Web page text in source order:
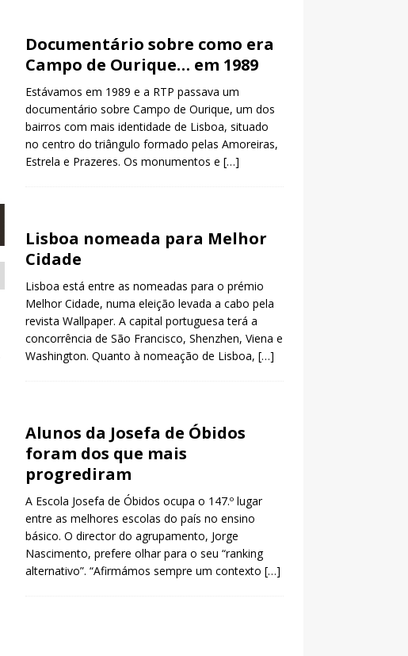
Documentário sobre como era
Campo de Ourique… em 1989
Estávamos em 1989 e a RTP passava um
documentário sobre Campo de Ourique, um dos
bairros com mais identidade de Lisboa, situado
no centro do triângulo formado pelas Amoreiras,
Estrela e Prazeres. Os monumentos e […]
Lisboa nomeada para Melhor
Cidade
Lisboa está entre as nomeadas para o prémio
Melhor Cidade, numa eleição levada a cabo pela
revista Wallpaper. A capital portuguesa terá a
concorrência de São Francisco, Shenzhen, Viena e
Washington. Quanto à nomeação de Lisboa, […]
Alunos da Josefa de Óbidos
foram dos que mais
progrediram
A Escola Josefa de Óbidos ocupa o 147.º lugar
entre as melhores escolas do país no ensino
básico. O director do agrupamento, Jorge
Nascimento, prefere olhar para o seu “ranking
alternativo”. “Afirmámos sempre um contexto […]